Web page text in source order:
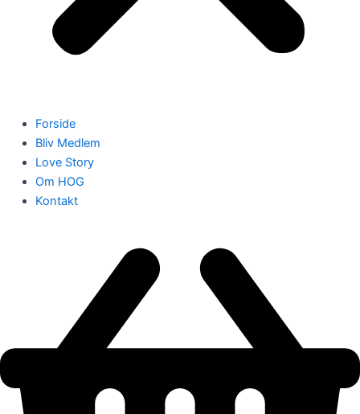
Forside
Bliv Medlem
Love Story
Om HOG
Kontakt